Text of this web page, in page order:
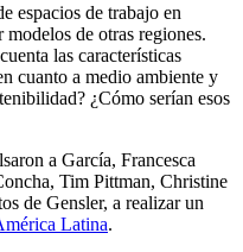
espacios de trabajo en
de otras regiones.
las características
cuanto a medio ambiente y
¿Cómo serían esos
a García, Francesca
Tim Pittman, Christine
de Gensler, a realizar un
Latina.